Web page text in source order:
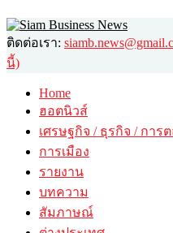
ติดต่อเรา:
นี้)
Home
ฮอตนิวส์
เศรษฐกิจ / ธุรกิจ / การ
การเมือง
รายงาน
บทความ
สัมภาษณ์